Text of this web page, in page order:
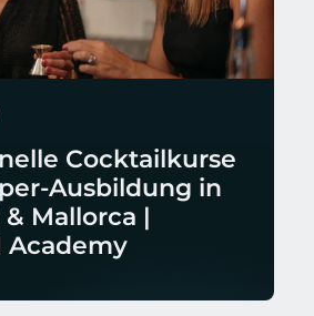
Cocktailkurse
Ausbildung in
Mallorca |
Academy